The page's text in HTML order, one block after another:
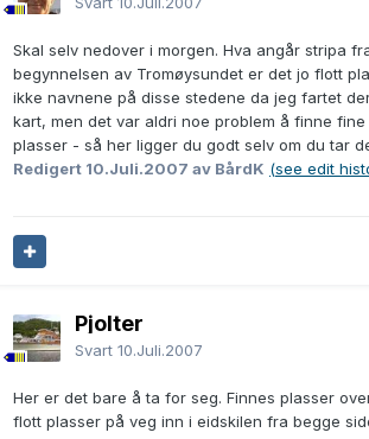
Skal selv nedover i morgen. Hva angår stripa
begynnelsen av Tromøysundet er det jo flott
ikke navnene på disse stedene da jeg fartet
kart, men det var aldri noe problem å finne
plasser - så her ligger du godt selv om du tar
Redigert 10.Juli.2007 av BårdK (see edit
Pjolter
Svart 10.Juli.2007
Her er det bare å ta for seg. Finnes plasser
flott plasser på veg inn i eidskilen fra begge